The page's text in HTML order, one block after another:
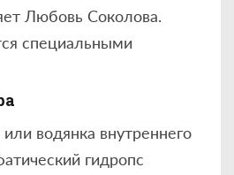
Любовь Соколова.
специальными
водянка внутреннего
гидропс